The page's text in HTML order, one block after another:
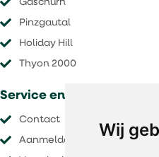
Wij
Gaschurn
Pinzgautal
Holiday Hill
Thyon 2000
Service en voorwaarden
Contact
Aanmelden nieuwsbrief